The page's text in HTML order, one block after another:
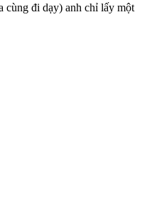
cùng đi dạy) anh chỉ lấy một